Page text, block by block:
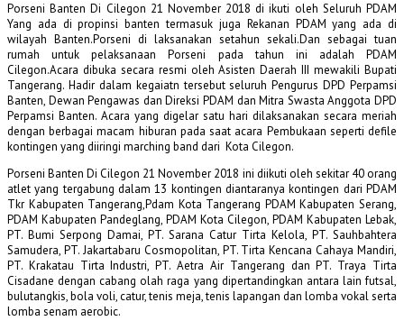
Porseni Banten Di Cilegon 21 November 2018 di ikuti oleh Seluruh PDAM
Yang ada di propinsi banten termasuk juga Rekanan PDAM yang ada di
wilayah Banten.Porseni di laksanakan setahun sekali.Dan sebagai tuan
rumah untuk pelaksanaan Porseni pada tahun ini adalah PDAM
Cilegon.Acara dibuka secara resmi oleh Asisten Daerah III mewakili Bupati
Tangerang. Hadir dalam kegaiatn tersebut seluruh Pengurus DPD Perpamsi
Banten, Dewan Pengawas dan Direksi PDAM dan Mitra Swasta Anggota DPD
Perpamsi Banten. Acara yang digelar satu hari dilaksanakan secara meriah
dengan berbagai macam hiburan pada saat acara Pembukaan seperti defile
kontingen yang diiringi marching band dari Kota Cilegon.
Porseni Banten Di Cilegon 21 November 2018 ini diikuti oleh sekitar 40 orang
atlet yang tergabung dalam 13 kontingen diantaranya kontingen dari PDAM
Tkr Kabupaten Tangerang,Pdam Kota Tangerang PDAM Kabupaten Serang,
PDAM Kabupaten Pandeglang, PDAM Kota Cilegon, PDAM Kabupaten Lebak,
PT. Bumi Serpong Damai, PT. Sarana Catur Tirta Kelola, PT. Sauhbahtera
Samudera, PT. Jakartabaru Cosmopolitan, PT. Tirta Kencana Cahaya Mandiri,
PT. Krakatau Tirta Industri, PT. Aetra Air Tangerang dan PT. Traya Tirta
Cisadane dengan cabang olah raga yang dipertandingkan antara lain futsal,
bulutangkis, bola voli, catur, tenis meja, tenis lapangan dan lomba vokal serta
lomba senam aerobic.